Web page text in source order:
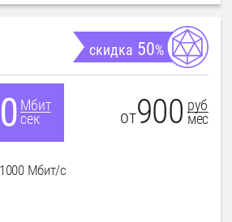
скидка 50%
Мбит
сек
от900 руб
мес
Мбит/с